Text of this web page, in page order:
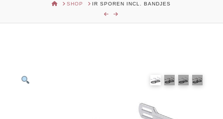
HOMESHOP IR SPOREN INCL. BANDJES